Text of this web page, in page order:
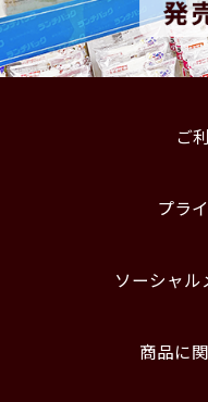
ご
プラ
ソーシャ
商品に